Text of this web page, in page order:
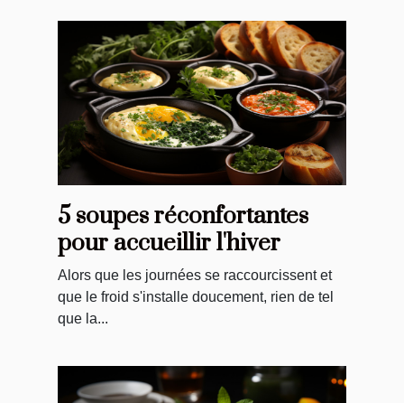
5 soupes réconfortantes
pour accueillir l'hiver
Alors que les journées se raccourcissent et
que le froid s'installe doucement, rien de tel
que la...